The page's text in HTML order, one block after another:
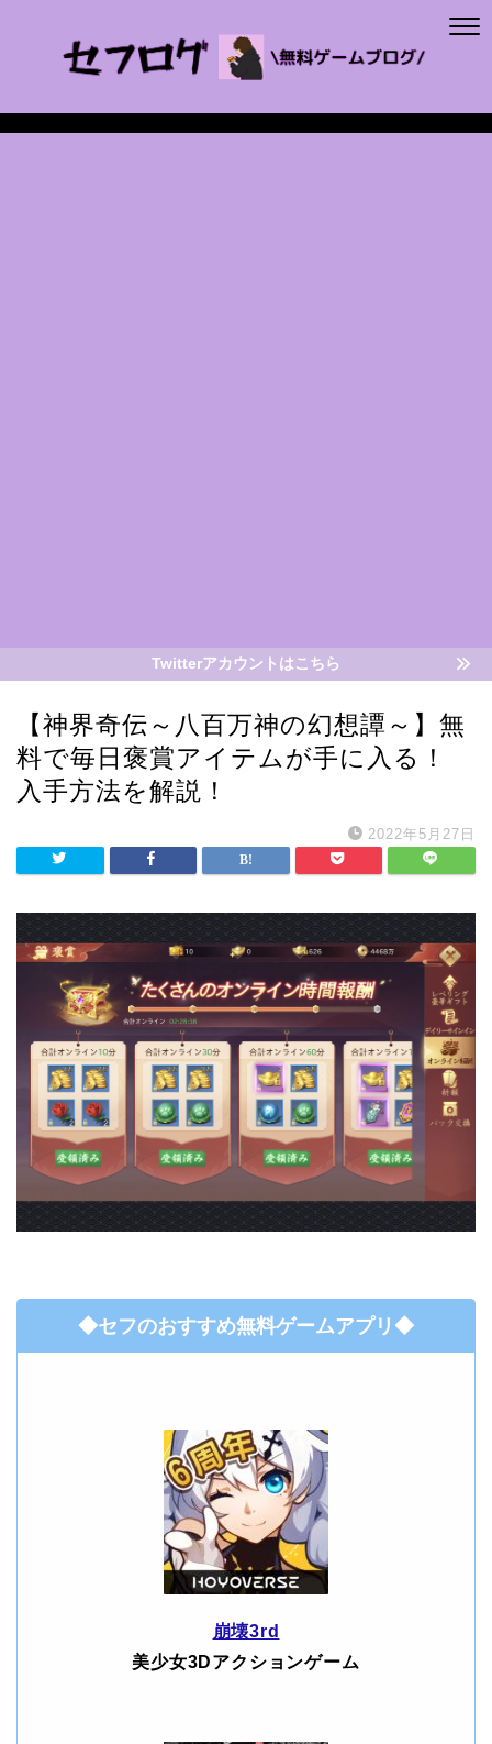
Twitterアカウントはこちら
【神界奇伝～八百万神の幻想譚～】無
料で毎日褒賞アイテムが手に入る！
入手方法を解説！
2022年5月27日
◆セフのおすすめ無料ゲームアプリ◆
崩壊3rd
美少女3Dアクションゲーム